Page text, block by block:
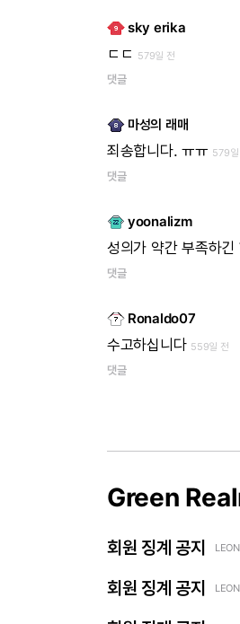
sky erika
ㄷㄷ 579일 전
댓글
마성의 래매
죄송합니다. ㅠㅠ 579일
댓글
yoonalizm
성의가 약간 부족하긴
댓글
Ronaldo07
수고하십니다 559일 전
댓글
Green
회원 징계 공지
회원 징계 공지